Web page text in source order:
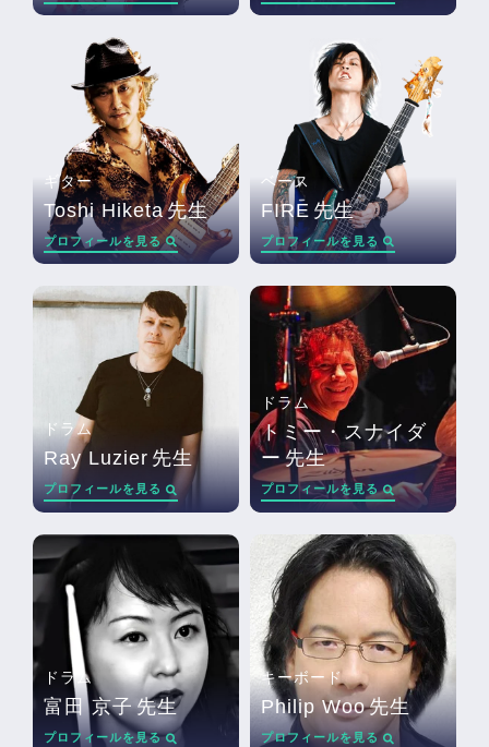
ギター
Toshi Hiketa先生
プロフィールを見る
ベース
FIRE 先生
プロフィールを見る
ドラム
Ray Luzier 先生
プロフィールを見る
ドラム
トミー・スナイダ
ー先生
プロフィールを見る
ドラム
富田 京子先生
プロフィールを見る
キーボード
Philip Woo先生
プロフィールを見る